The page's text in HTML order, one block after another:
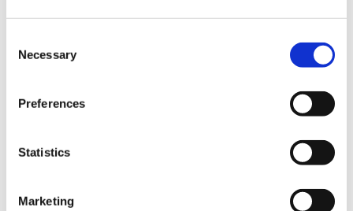
Selection
Necessary
Preferences
Statistics
Marketing
（2月お届け分）
1,870円(税込)
お届け開始日：